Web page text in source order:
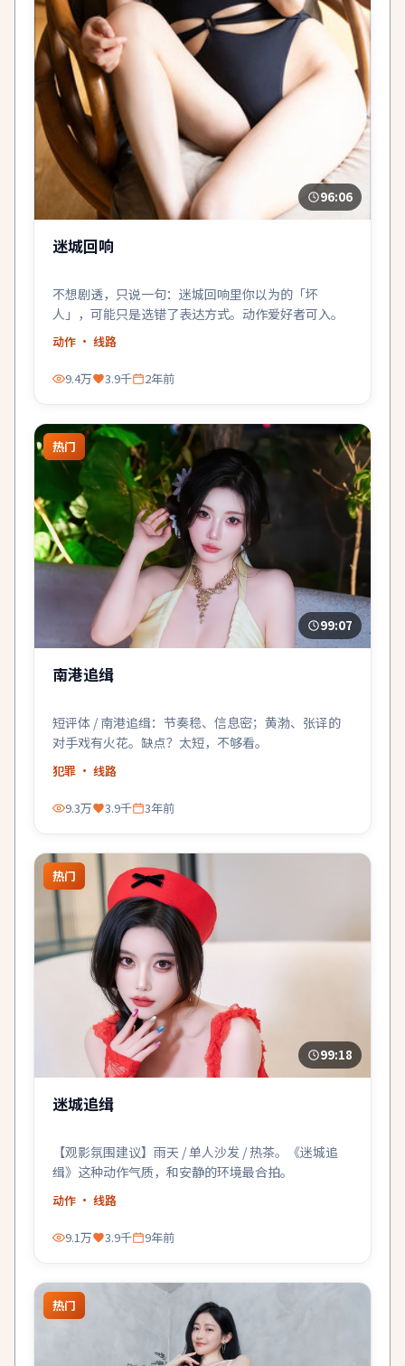
96:06
迷城回响
不想剧透，只说一句：迷城回响里你以为的「坏
人」，可能只是选错了表达方式。动作爱好者可入。
动作 · 线路
9.4万 3.9千 2年前
热门
99:07
南港追缉
短评体 / 南港追缉：节奏稳、信息密；黄渤、张译的
对手戏有火花。缺点？太短，不够看。
犯罪 · 线路
9.3万 3.9千 3年前
热门
99:18
迷城追缉
【观影氛围建议】雨天 / 单人沙发 / 热茶。《迷城追
缉》这种动作气质，和安静的环境最合拍。
动作 · 线路
9.1万 3.9千 9年前
热门